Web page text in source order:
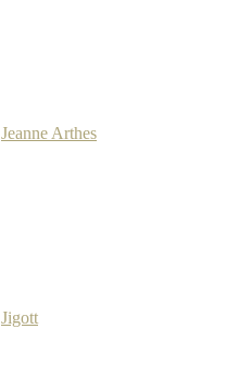
Jeanne Arthes
Jigott